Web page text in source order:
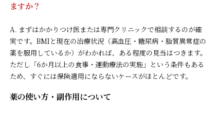
ますか？
A. まずはかかりつけ医または専門クリニックで相談するのが確
実です。BMIと現在の治療状況（高血圧・糖尿病・脂質異常症の
薬を服用しているか）がわかれば、ある程度の見当はつきます。
ただし「6か月以上の食事・運動療法の実施」という条件もある
ため、すぐには保険適用にならないケースがほとんどです。
薬の使い方・副作用について